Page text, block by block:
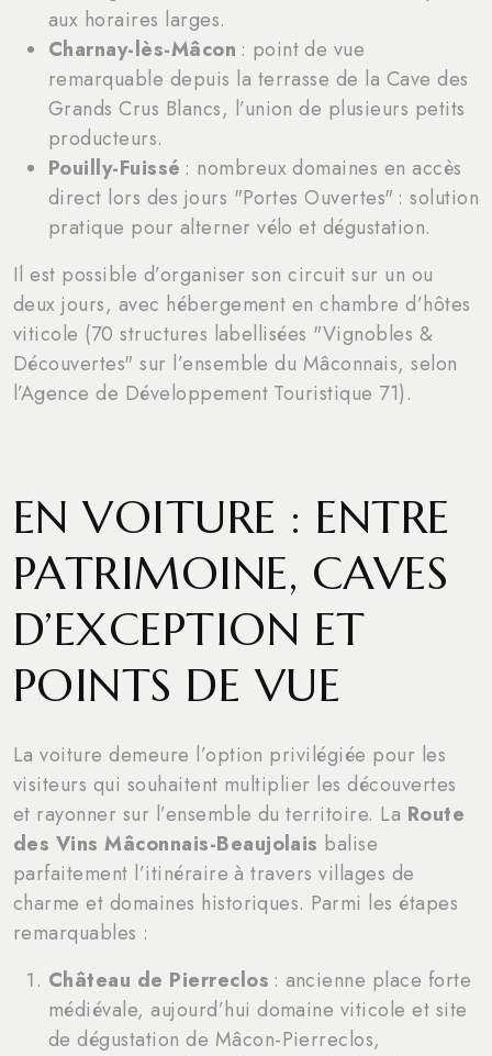
aux horaires larges.
Charnay-lès-Mâcon : point de vue
remarquable depuis la terrasse de la Cave des
Grands Crus Blancs, l’union de plusieurs petits
producteurs.
Pouilly-Fuissé : nombreux domaines en accès
direct lors des jours "Portes Ouvertes" : solution
pratique pour alterner vélo et dégustation.
Il est possible d’organiser son circuit sur un ou
deux jours, avec hébergement en chambre d’hôtes
viticole (70 structures labellisées "Vignobles &
Découvertes" sur l’ensemble du Mâconnais, selon
l’Agence de Développement Touristique 71).
EN VOITURE : ENTRE
PATRIMOINE, CAVES
D’EXCEPTION ET
POINTS DE VUE
La voiture demeure l’option privilégiée pour les
visiteurs qui souhaitent multiplier les découvertes
et rayonner sur l’ensemble du territoire. La Route
des Vins Mâconnais-Beaujolais balise
parfaitement l’itinéraire à travers villages de
charme et domaines historiques. Parmi les étapes
remarquables :
Château de Pierreclos : ancienne place forte
médiévale, aujourd’hui domaine viticole et site
de dégustation de Mâcon-Pierreclos,